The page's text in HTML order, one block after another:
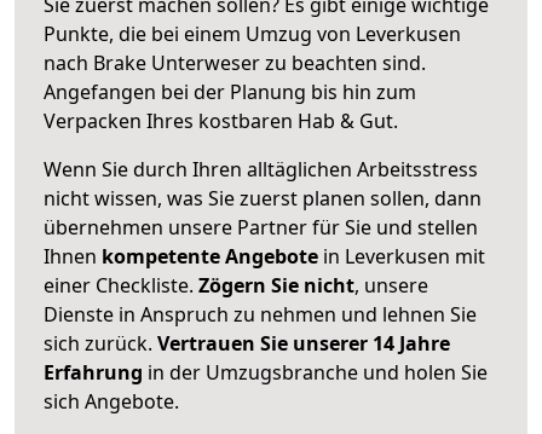
Punkte, die bei einem Umzug von Leverkusen
nach Brake Unterweser zu beachten sind.
Angefangen bei der Planung bis hin zum
Verpacken Ihres kostbaren Hab & Gut.
Wenn Sie durch Ihren alltäglichen Arbeitsstress
nicht wissen, was Sie zuerst planen sollen, dann
übernehmen unsere Partner für Sie und stellen
Ihnen kompetente Angebote in Leverkusen mit
einer Checkliste. Zögern Sie nicht, unsere
Dienste in Anspruch zu nehmen und lehnen Sie
sich zurück. Vertrauen Sie unserer 14 Jahre
Erfahrung in der Umzugsbranche und holen Sie
sich Angebote.